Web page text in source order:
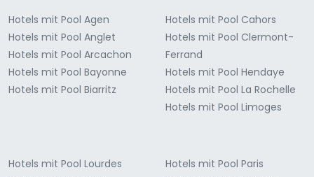
Hotels mit Pool Agen
Hotels mit Pool Anglet
Hotels mit Pool Arcachon
Hotels mit Pool Bayonne
Hotels mit Pool Biarritz
Hotels mit Pool Cahors
Hotels mit Pool Clermont-
Ferrand
Hotels mit Pool Hendaye
Hotels mit Pool La Rochelle
Hotels mit Pool Limoges
Hotels mit Pool Lourdes
Hotels mit Pool Paris